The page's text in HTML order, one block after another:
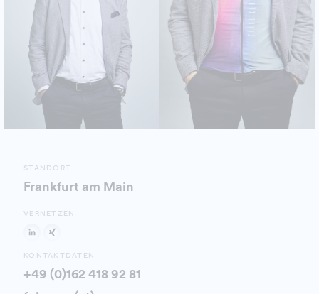
STANDORT
Frankfurt am Main
VERNETZEN
KONTAKTDATEN
+49 (0)162 418 92 81